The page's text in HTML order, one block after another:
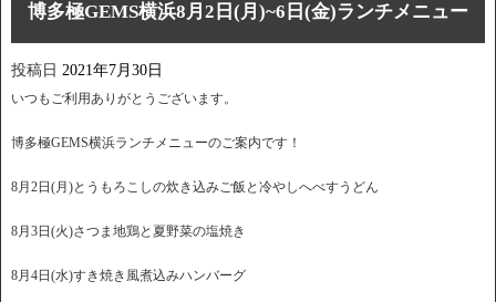
博多極GEMS横浜8月2日(月)~6日(金)ランチメニュー
投稿日 2021年7月30日
いつもご利用ありがとうございます。
博多極GEMS横浜ランチメニューのご案内です！
8月2日(月)とうもろこしの炊き込みご飯と冷やしへべすうどん
8月3日(火)さつま地鶏と夏野菜の塩焼き
8月4日(水)すき焼き風煮込みハンバーグ